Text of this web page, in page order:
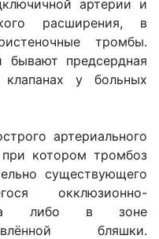
артерии и
расширения, в
тромбы.
бывают предсердная
у больных
артериального
котором тромбоз
существующего
окклюзионно-
либо в зоне
бляшки.